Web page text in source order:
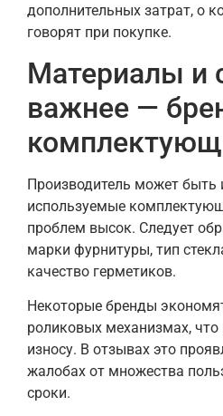
дополнительных затрат, о
говорят при покупке.
Материалы и
важнее —
Производитель может быть
используемые
проблем высок. Следует
марки фурнитуры, тип
качество герметиков.
Некоторые бренды
роликовых механизмах,
износу. В отзывах это
жалобах от множества
сроки.